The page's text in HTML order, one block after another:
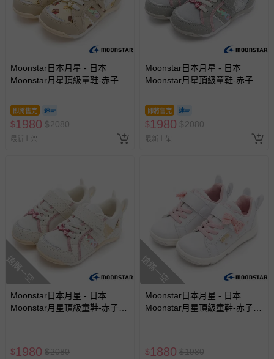
Moonstar日本月星 - 日本
Moonstar月星頂級童鞋-赤子心
童段)-機能鞋-卡其-15~19cm
即將售完
$1980 $2080
最新上架
Moonstar日本月星 - 日本
Moonstar月星頂級童鞋-赤子心
童段)-機能鞋-灰-15~19cm
即將售完
$1980 $2080
最新上架
搶購一空
Moonstar日本月星 - 日本
Moonstar月星頂級童鞋-赤子心
$1980 $2080
搶購一空
Moonstar日本月星 - 日本
Moonstar月星頂級童鞋-赤子心
$1880 $1980